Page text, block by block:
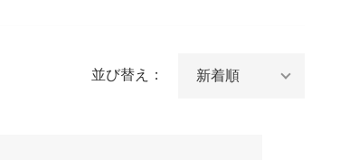
並び替え：